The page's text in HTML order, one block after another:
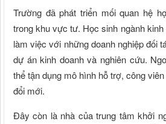
Trường đã phát triển mối quan hệ
trong khu vực tư. Học sinh ngành
làm việc với những doanh nghiệp đối
dự án kinh doanh và nghiên cứu.
thể tận dụng mô hình hỗ trợ, công
đổi mới.
Đây còn là nhà của trung tâm khởi